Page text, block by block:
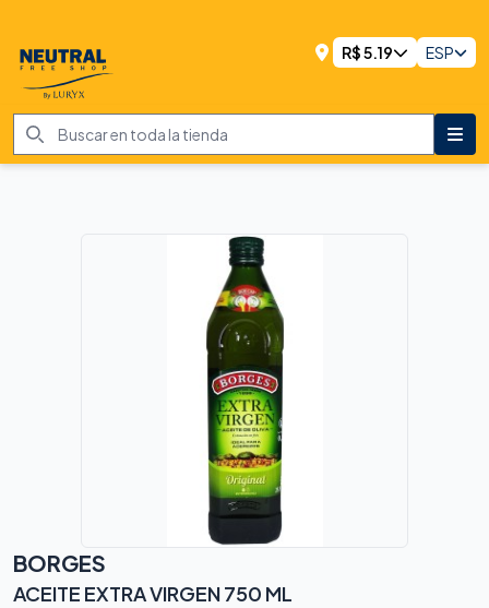
R$5.19 ESP
BORGES
ACEITE EXTRA VIRGEN 750 ML